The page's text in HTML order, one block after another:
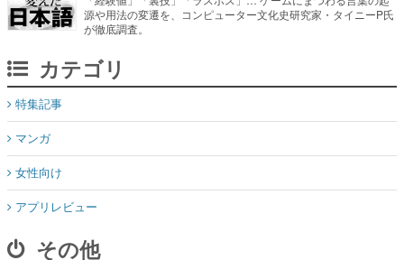
源や用法の変遷を、コンピューター文化史研究家・タイニーP氏
が徹底調査。
カテゴリ
特集記事
マンガ
女性向け
アプリレビュー
その他